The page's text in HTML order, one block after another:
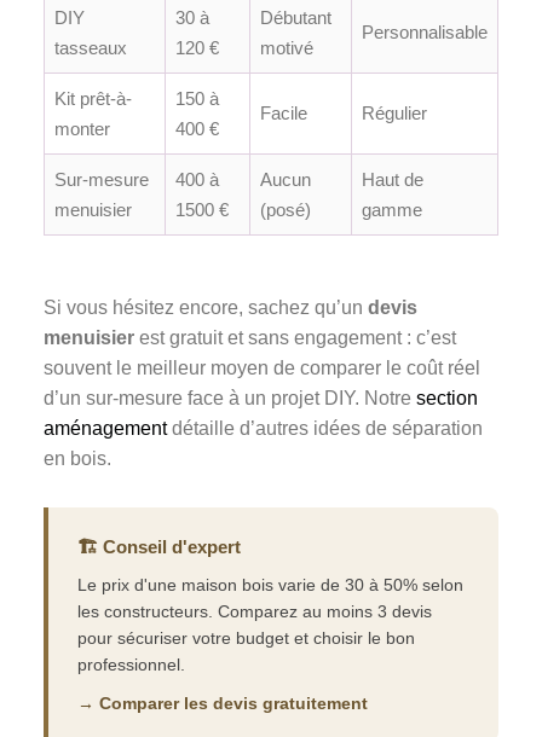
DIY
tasseaux
30 à
120 €
Débutant
motivé
Personnalisable
Kit prêt-à-
monter
150 à
400 €
Facile Régulier
Sur-mesure
menuisier
400 à
1500 €
Aucun
(posé)
Haut de
gamme
Si vous hésitez encore, sachez qu’un devis
menuisier est gratuit et sans engagement : c’est
souvent le meilleur moyen de comparer le coût réel
d’un sur-mesure face à un projet DIY. Notre section
aménagementdétaille d’autres idées de séparation
en bois.
🏗️ Conseil d'expert
Le prix d'une maison bois varie de 30 à 50% selon
les constructeurs. Comparez au moins 3 devis
pour sécuriser votre budget et choisir le bon
professionnel.
→ Comparer les devis gratuitement